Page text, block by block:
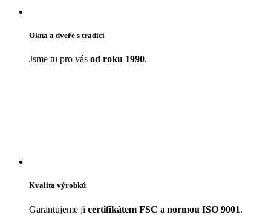
Okna a dveře s tradicí
Jsme tu pro vás od roku 1990.
Kvalita výrobků
Garantujeme ji certifikátem FSC a normou ISO 9001.